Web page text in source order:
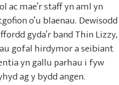
ac mae’r staff yn aml yn
o’u blaenau. Dewisodd
gyda’r band Thin Lizzy,
gofal hirdymor a seibiant
yn gallu parhau i fyw
ag y bydd angen.